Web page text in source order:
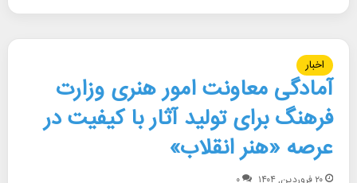
اخبار
آمادگی معاونت امور هنری وزارت
فرهنگ برای تولید آثار با کیفیت در
عرصه «هنر انقلاب»